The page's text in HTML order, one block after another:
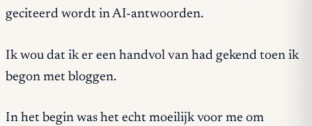
geciteerd wordt in AI-antwoorden.
Ik wou dat ik er een handvol van had gekend toen ik
begon met bloggen.
In het begin was het echt moeilijk voor me om